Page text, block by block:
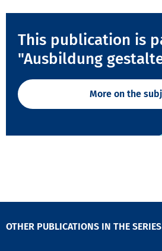
This publication is
"Ausbildung
More on the
OTHER PUBLICATIONS IN THE SERIES